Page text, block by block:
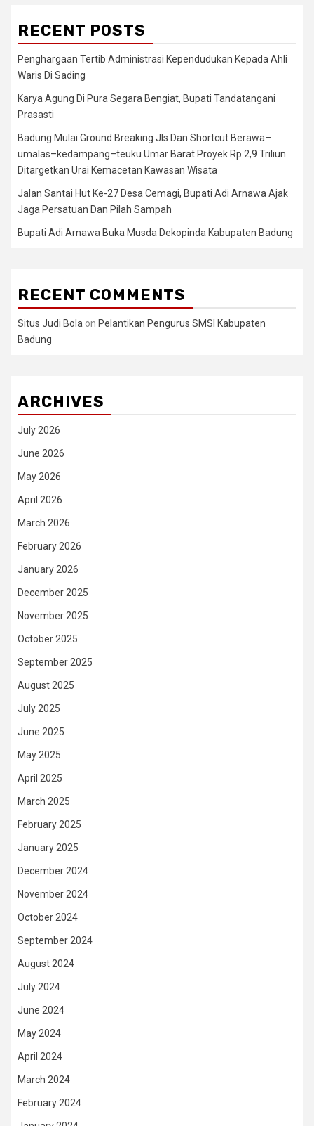
RECENT POSTS
Penghargaan Tertib Administrasi Kependudukan Kepada Ahli
Waris Di Sading
Karya Agung Di Pura Segara Bengiat, Bupati Tandatangani
Prasasti
Badung Mulai Ground Breaking Jls Dan Shortcut Berawa–
umalas–kedampang–teuku Umar Barat Proyek Rp 2,9 Triliun
Ditargetkan Urai Kemacetan Kawasan Wisata
Jalan Santai Hut Ke-27 Desa Cemagi, Bupati Adi Arnawa Ajak
Jaga Persatuan Dan Pilah Sampah
Bupati Adi Arnawa Buka Musda Dekopinda Kabupaten Badung
RECENT COMMENTS
Situs Judi Bola on Pelantikan Pengurus SMSI Kabupaten
Badung
ARCHIVES
July 2026
June 2026
May 2026
April 2026
March 2026
February 2026
January 2026
December 2025
November 2025
October 2025
September 2025
August 2025
July 2025
June 2025
May 2025
April 2025
March 2025
February 2025
January 2025
December 2024
November 2024
October 2024
September 2024
August 2024
July 2024
June 2024
May 2024
April 2024
March 2024
February 2024